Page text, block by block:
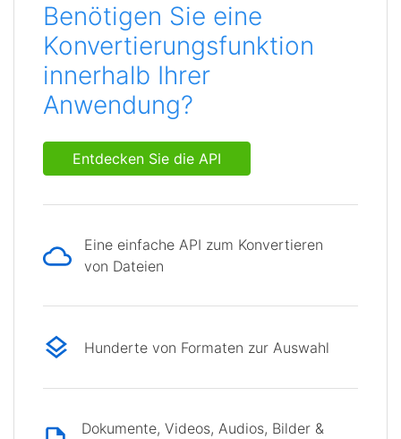
Benötigen Sie eine
Konvertierungsfunktion
innerhalb Ihrer
Anwendung?
Entdecken Sie die API
Eine einfache API zum Konvertieren
von Dateien
Hunderte von Formaten zur Auswahl
Dokumente, Videos, Audios, Bilder &